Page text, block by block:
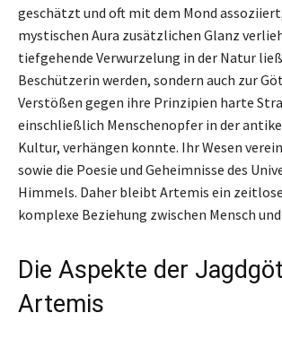
geschätzt und oft mit dem Mond
mystischen Aura zusätzlichen Glanz
tiefgehende Verwurzelung in der Natur
Beschützerin werden, sondern auch zur
Verstößen gegen ihre Prinzipien harte
einschließlich Menschenopfer in der
Kultur, verhängen konnte. Ihr Wesen
sowie die Poesie und Geheimnisse des
Himmels. Daher bleibt Artemis ein
komplexe Beziehung zwischen Mensch
Die Aspekte der
Artemis